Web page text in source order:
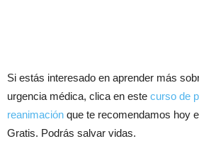
Si estás interesado en aprender más
urgencia médica, clica en este curso de
reanimación que te recomendamos hoy
Gratis. Podrás salvar vidas.